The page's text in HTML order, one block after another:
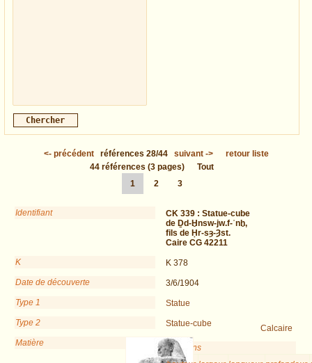
<- précédent références 28/44 suivant->
retour liste
44 références (3 pages)
Tout
1
2 3
Identifiant CK 339 : Statue-cube
de Ḏd-Ḫnsw-jw.f-ʿnḫ,
fils de Ḥr-sȝ-Ȝst.
Caire CG 42211
K
K 378
Date de découverte
3/6/1904
Type 1
Statue
Type 2
Statue-cube
Matière
Calcaire
Dimensions